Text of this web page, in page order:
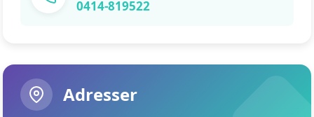
0414-819522
Adresser